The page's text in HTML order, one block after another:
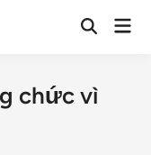
chức vì